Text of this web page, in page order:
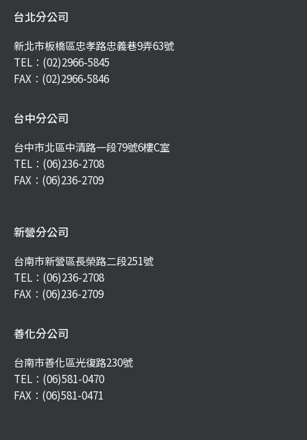
台北分公司
新北市板橋區忠孝路忠義巷9弄63號
TEL： (02)2966-5845
FAX：(02)2966-5846
台中分公司
台中市北區中清路一段79號6樓C室
TEL： (06)236-2708
FAX：(06)236-2709
新營分公司
台南市新營區長榮路二段251號
TEL： (06)236-2708
FAX：(06)236-2709
善化分公司
台南市善化區光復路230號
TEL： (06)581-0470
FAX：(06)581-0471